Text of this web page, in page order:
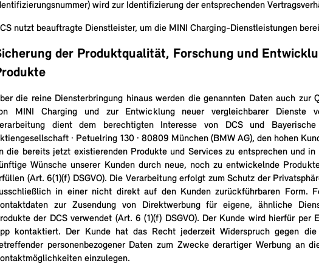
wird zur Identifizierung der entsprechenden
nutzt beauftragte Dienstleister, um die MINI Charging-Dienstleistungen
der Produktqualität, Forschung und
die reine Diensterbringung hinaus werden die genannten Daten auch zur
MINI Charging und zur Entwicklung neuer vergleichbarer Dienste
dient dem berechtigten Interesse von DCS und
· Petuelring 130 · 80809 München (BMW AG), den hohen
die bereits jetzt existierenden Produkte und Services zu entsprechen und in
Wünsche unserer Kunden durch neue, noch zu entwickelnde
(Art. 6(1)(f) DSGVO). Die Verarbeitung erfolgt zum Schutz der
in einer nicht direkt auf den Kunden zurückführbaren Form.
zur Zusendung von Direktwerbung für eigene, ähnliche
der DCS verwendet (Art. 6 (1)(f) DSGVO). Der Kunde wird hierfür per
kontaktiert. Der Kunde hat das Recht jederzeit Widerspruch gegen die
personenbezogener Daten zum Zwecke derartiger Werbung an
einzulegen.